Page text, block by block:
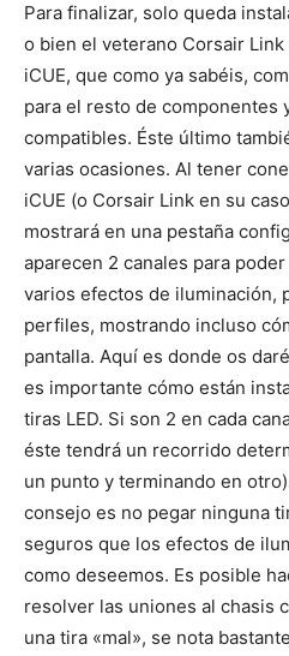
Para finalizar, solo queda
o bien el veterano Corsair
iCUE, que como ya sabéis,
para el resto de componentes
compatibles. Éste último
varias ocasiones. Al tener
iCUE (o Corsair Link en su
mostrará en una pestaña
aparecen 2 canales para
varios efectos de iluminación,
perfiles, mostrando incluso
pantalla. Aquí es donde os
es importante cómo están
tiras LED. Si son 2 en cada
éste tendrá un recorrido
un punto y terminando en
consejo es no pegar ninguna
seguros que los efectos de
como deseemos. Es posible
resolver las uniones al chasis
una tira «mal», se nota